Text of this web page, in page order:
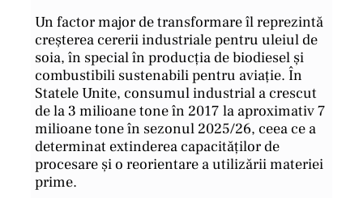
Un factor major de transformare îl reprezintă
creșterea cererii industriale pentru uleiul de
soia, în special în producția de biodiesel și
combustibili sustenabili pentru aviație. În
Statele Unite, consumul industrial a crescut
de la 3 milioane tone în 2017 la aproximativ 7
milioane tone în sezonul 2025/26, ceea ce a
determinat extinderea capacităților de
procesare și o reorientare a utilizării materiei
prime.